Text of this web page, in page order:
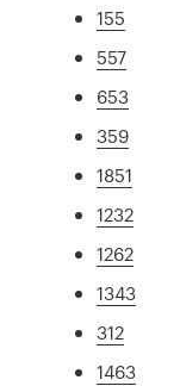
155
557
653
359
1851
1232
1262
1343
312
1463